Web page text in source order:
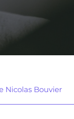
Nicolas Bouvier